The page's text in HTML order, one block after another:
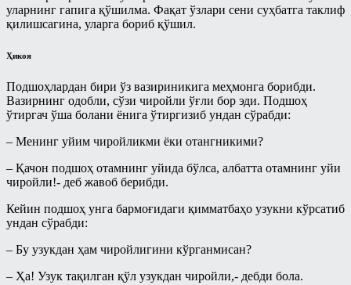
Туширмалар
Ҳикматлар
Муаллими-Соний
Муслималар учун
Овозли дарслар
исмларининг енгил шарҳи
Пайғамбар ҳадисларидан тарбия
дарслари
Рамазон суҳбатлари шайх Усаймин
китоблари асосида
Солиҳ амалларнинг ажру-
савоблари ҳақида - Энг фойдали
уларнинг гапига қўшилма. Фақат ўзлари сени суҳбатга таклиф
қилишсагина, уларга бориб қўшил.
Ҳикоя
Подшоҳлардан бири ўз вазириникига меҳмонга борибди.
Вазирнинг одобли, сўзи чиройли ўғли бор эди. Подшоҳ
ўтиргач ўша болани ёнига ўтиргизиб ундан сўрабди:
– Менинг уйим чиройликми ёки отангникими?
– Қачон подшоҳ отамнинг уйида бўлса, албатта отамнинг уйи
чиройли!- деб жавоб берибди.
Кейин подшоҳ унга бармоғидаги қимматбаҳо узукни кўрсатиб
ундан сўрабди:
– Бу узукдан ҳам чиройлигини кўрганмисан?
– Ҳа! Узук тақилган қўл узукдан чиройли,- дебди бола.